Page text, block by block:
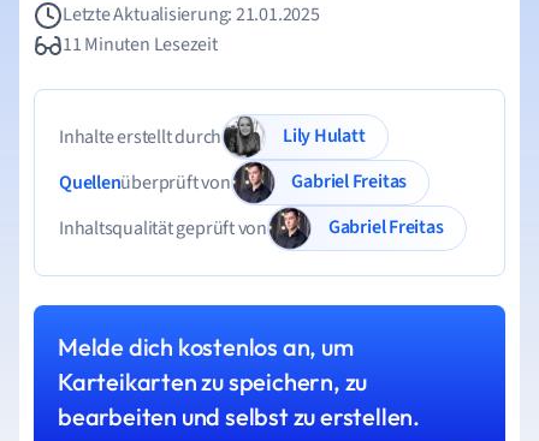
Letzte Aktualisierung: 21.01.2025
11 Minuten Lesezeit
Inhalte erstellt durch
Lily Hulatt
Quellenüberprüft von
Gabriel Freitas
Inhaltsqualität geprüft von
Gabriel Freitas
Melde dich kostenlos an, um
Karteikarten zu speichern, zu
bearbeiten und selbst zu erstellen.